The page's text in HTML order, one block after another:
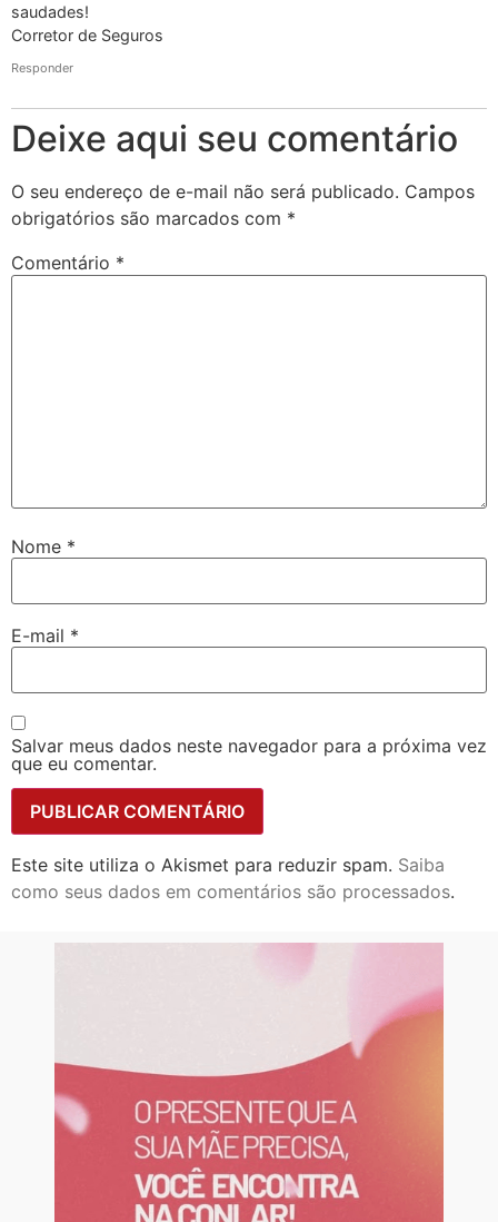
saudades!
Corretor de Seguros
Responder
Deixe aqui seu comentário
O seu endereço de e-mail não será publicado. Campos
obrigatórios são marcados com *
Comentário *
Nome *
E-mail *
Salvar meus dados neste navegador para a próxima vez
que eu comentar.
Este site utiliza o Akismet para reduzir spam. Saiba
como seus dados em comentários são processados.